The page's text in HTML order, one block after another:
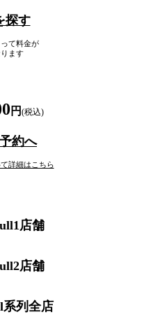
探す
て料金が
ます
円 (税込)
約へ
詳細はこちら
店舗
店舗
列全店